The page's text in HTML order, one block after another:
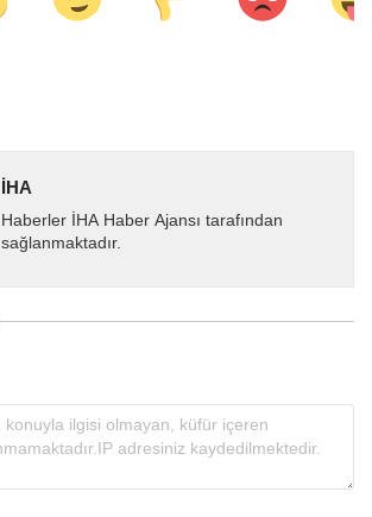
İHA
Haberler İHA Haber Ajansı tarafından
sağlanmaktadır.